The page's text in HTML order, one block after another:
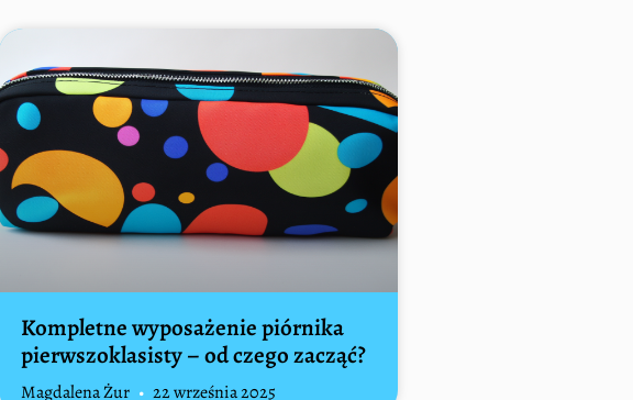
Kompletne wyposażenie piórnika
pierwszoklasisty – od czego zacząć?
Magdalena Żur 22 września 2025